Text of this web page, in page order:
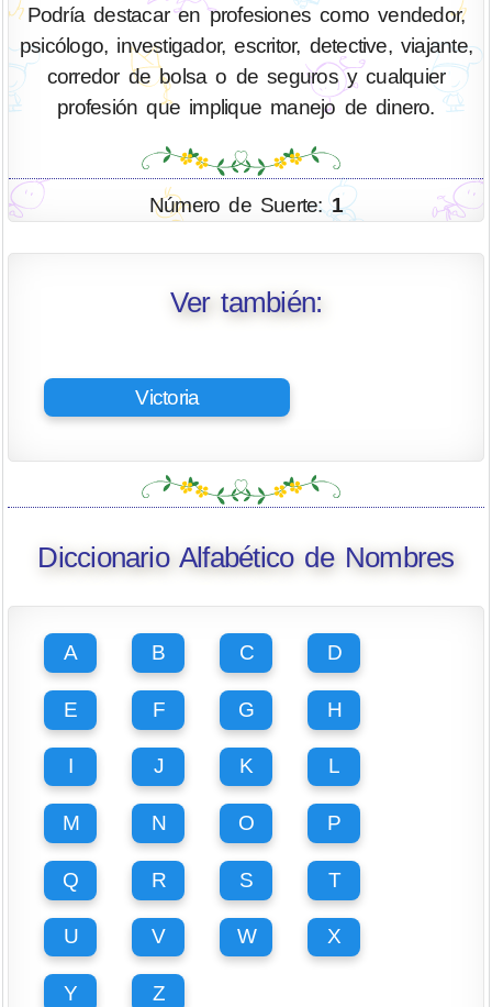
Podría destacar en profesiones como vendedor,
psicólogo, investigador, escritor, detective, viajante,
corredor de bolsa o de seguros y cualquier
profesión que implique manejo de dinero.
Número de Suerte:1
Ver también:
Victoria
Diccionario Alfabético de Nombres
A B C D
E F G H
I J K L
M N O P
Q R S T
U V W X
Y Z